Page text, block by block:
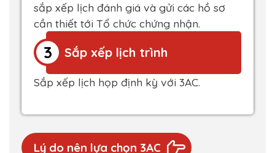
sắp xếp lịch đánh giá và gửi các hồ sơ
cần thiết tới Tổ chức chứng nhận.
3 Sắp xếp lịch trình
Sắp xếp lịch họp định kỳ với 3AC.
Lý do nên lựa chọn 3AC